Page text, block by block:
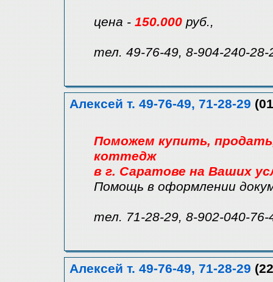
цена - 150.000 руб.,
тел. 49-76-49, 8-904-240-28-
Алексей т. 49-76-49, 71-28-29
Поможем купить,
коттедж
в г. Саратове на Ваших
Помощь в оформлении
тел. 71-28-29, 8-902-040-76-
Алексей т. 49-76-49, 71-28-29